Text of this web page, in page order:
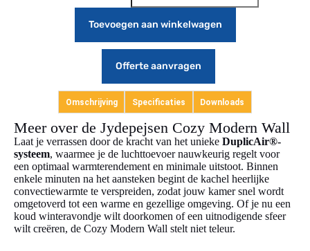
Toevoegen aan winkelwagen
Offerte aanvragen
Omschrijving Specificaties Downloads
Meer over de Jydepejsen Cozy Modern Wall
Laat je verrassen door de kracht van het unieke DuplicAir®-
systeem, waarmee je de luchttoevoer nauwkeurig regelt voor
een optimaal warmterendement en minimale uitstoot. Binnen
enkele minuten na het aansteken begint de kachel heerlijke
convectiewarmte te verspreiden, zodat jouw kamer snel wordt
omgetoverd tot een warme en gezellige omgeving. Of je nu een
koud winteravondje wilt doorkomen of een uitnodigende sfeer
wilt creëren, de Cozy Modern Wall stelt niet teleur.